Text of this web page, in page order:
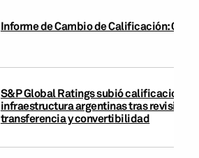
Informe de Cambio de Calificación:
S&P Global Ratings subió calificaciones
infraestructura argentinas tras revisión
transferencia y convertibilidad